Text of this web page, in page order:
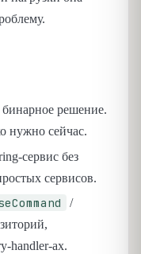
решение.
нужно сейчас.
сервис без
сервисов.
/
handler-ах.